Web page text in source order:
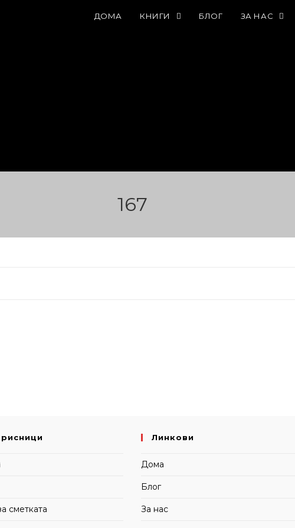
ДОМА КНИГИ БЛОГ ЗА НАС
167
сметката
Линкови
Дома
Блог
За нас